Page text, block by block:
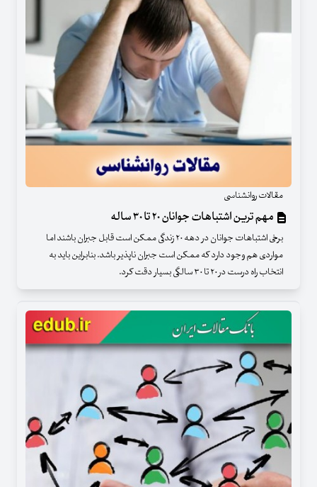
مقالات روانشناسی
مهم ترین اشتباهات جوانان ۲۰ تا ۳۰ ساله
برخی اشتباهات جوانان در دهه ۲۰ زندگی ممکن است قابل جبران باشند اما
مواردی هم وجود دارد که ممکن است جبران ناپذیر باشد. بنابراین باید به
انتخاب راه درست در ۲۰ تا ۳۰ سالگی بسیار دقت کرد.